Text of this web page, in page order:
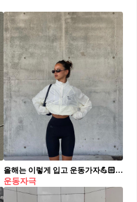
올해는 이렇게 입고 운동가자💪🏻❤️‍🔥​
운동자극